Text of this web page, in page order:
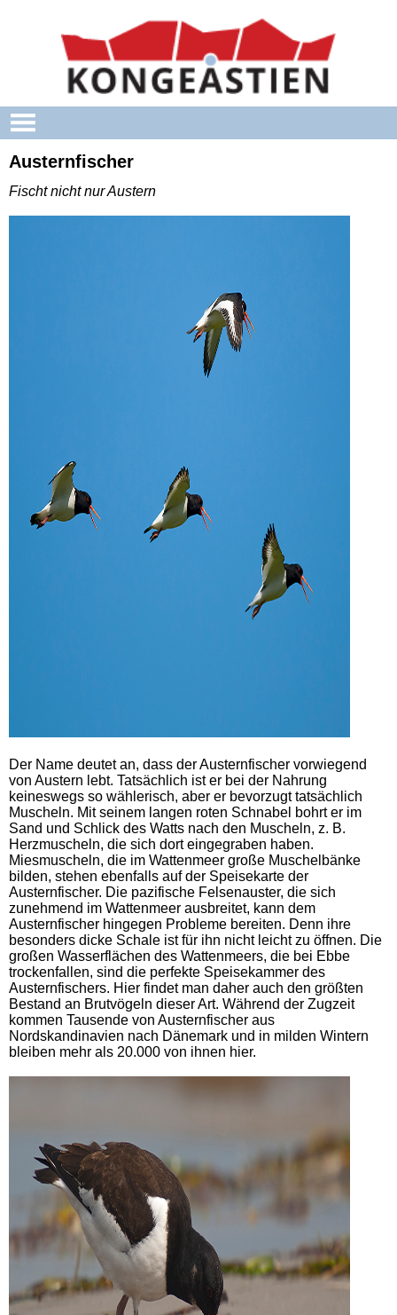
Austernfischer
Fischt nicht nur Austern
Der Name deutet an, dass der Austernfischer vorwiegend
von Austern lebt. Tatsächlich ist er bei der Nahrung
keineswegs so wählerisch, aber er bevorzugt tatsächlich
Muscheln. Mit seinem langen roten Schnabel bohrt er im
Sand und Schlick des Watts nach den Muscheln, z. B.
Herzmuscheln, die sich dort eingegraben haben.
Miesmuscheln, die im Wattenmeer große Muschelbänke
bilden, stehen ebenfalls auf der Speisekarte der
Austernfischer. Die pazifische Felsenauster, die sich
zunehmend im Wattenmeer ausbreitet, kann dem
Austernfischer hingegen Probleme bereiten. Denn ihre
besonders dicke Schale ist für ihn nicht leicht zu öffnen. Die
großen Wasserflächen des Wattenmeers, die bei Ebbe
trockenfallen, sind die perfekte Speisekammer des
Austernfischers. Hier findet man daher auch den größten
Bestand an Brutvögeln dieser Art. Während der Zugzeit
kommen Tausende von Austernfischer aus
Nordskandinavien nach Dänemark und in milden Wintern
bleiben mehr als 20.000 von ihnen hier.